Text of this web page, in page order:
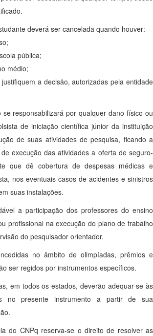
deverá ser cancelada quando houver:
pública;
médio;
a decisão, autorizadas pela entidade
responsabilizará por qualquer dano físico ou
de iniciação científica júnior da instituição
de suas atividades de pesquisa, ficando a
execução das atividades a oferta de seguro-
que dê cobertura de despesas médicas e
nos eventuais casos de acidentes e sinistros
suas instalações.
a participação dos professores do ensino
profissional na execução do plano de trabalho
do pesquisador orientador.
no âmbito de olimpíadas, prêmios e
ser regidos por instrumentos específicos.
em todos os estados, deverão adequar-se às
no presente instrumento a partir de sua
do CNPq reserva-se o direito de resolver as